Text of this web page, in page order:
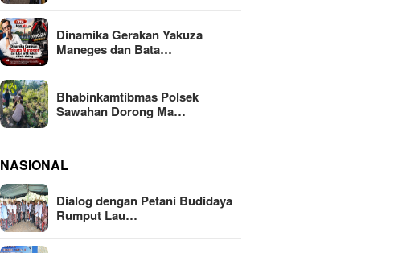
Dinamika Gerakan Yakuza
Maneges dan Bata…
Bhabinkamtibmas Polsek
Sawahan Dorong Ma…
NASIONAL
Dialog dengan Petani Budidaya
Rumput Lau…